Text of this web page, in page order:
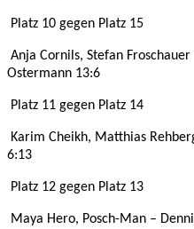
Platz 10 gegen Platz 15
Anja Cornils, Stefan
Ostermann 13:6
Platz 11 gegen Platz 14
Karim Cheikh, Matthias
6:13
Platz 12 gegen Platz 13
Maya Hero, Posch-Man –